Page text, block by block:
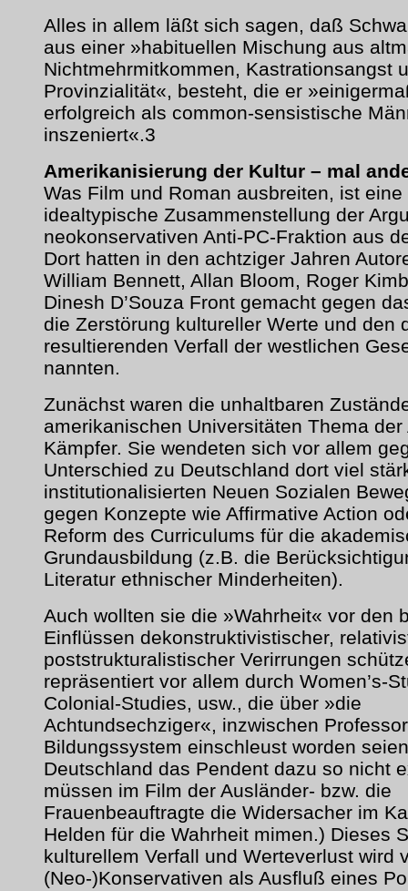
Alles in allem läßt sich sagen, daß
aus einer »habituellen Mischung aus
Nichtmehrmitkommen, Kastrationsangst
Provinzialität«, besteht, die er
erfolgreich als common-sensistische
inszeniert«.3
Amerikanisierung der Kultur – mal
Was Film und Roman ausbreiten, ist eine
idealtypische Zusammenstellung der
neokonservativen Anti-PC-Fraktion aus
Dort hatten in den achtziger Jahren
William Bennett, Allan Bloom, Roger
Dinesh D’Souza Front gemacht gegen
die Zerstörung kultureller Werte und den
resultierenden Verfall der westlichen
nannten.
Zunächst waren die unhaltbaren
amerikanischen Universitäten Thema der
Kämpfer. Sie wendeten sich vor allem
Unterschied zu Deutschland dort viel
institutionalisierten Neuen Sozialen
gegen Konzepte wie Affirmative Action
Reform des Curriculums für die
Grundausbildung (z.B. die
Literatur ethnischer Minderheiten).
Auch wollten sie die »Wahrheit« vor den
Einflüssen dekonstruktivistischer,
poststrukturalistischer Verirrungen
repräsentiert vor allem durch Women’s-
Colonial-Studies, usw., die über »die
Achtundsechziger«, inzwischen
Bildungssystem einschleust worden
Deutschland das Pendent dazu so nicht
müssen im Film der Ausländer- bzw. die
Frauenbeauftragte die Widersacher im
Helden für die Wahrheit mimen.) Dieses
kulturellem Verfall und Werteverlust wird
(Neo-)Konservativen als Ausfluß eines